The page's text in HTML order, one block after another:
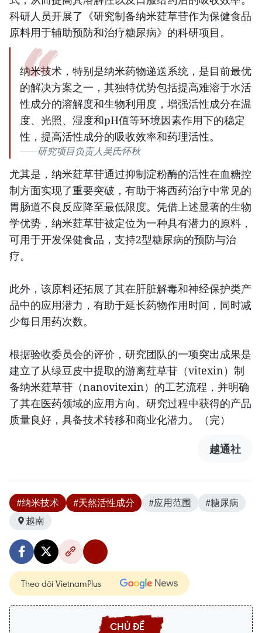
科研人员开展了《研究制备纳米荭草苷作为保健食品
原料用于辅助预防和治疗糖尿病》的科研项目。
纳米技术，特别是纳米药物递送系统，是目前最优
的解决方案之一，其独特优势包括提高难溶于水活
性成分的溶解度和生物利用度，增强活性成分在温
度、光照、湿度和pH值等环境因素作用下的稳定
性，提高活性成分的吸收效率和药理活性。
研究项目负责人吴氏怀秋
尤其是，纳米荭草苷通过抑制淀粉酶的活性在血糖控
制方面实现了重要突破，有助于将西药治疗中常见的
胃肠道不良反应降至最低限度。凭借上述显著的生物
学优势，纳米荭草苷被定位为一种具有潜力的原料，
可用于开发保健食品，支持2型糖尿病的预防与治
疗。
此外，该原料还拓展了其在肝脏解毒和神经保护类产
品中的应用潜力，有助于延长药物作用时间，同时减
少每日用药次数。
根据验收委员会的评价，研究团队的一项突出成果是
建立了从绿豆皮中提取的游离荭草苷（vitexin）制
备纳米荭草苷（nanovitexin）的工艺流程，并明确
了其在医药领域的应用方向。研究过程中获得的产品
质量良好，具备技术转移和商业化潜力。（完）
越通社
#纳米技术 #天然活性成分 #应用范围
#糖尿病
越南
Theo dõi VietnamPlus